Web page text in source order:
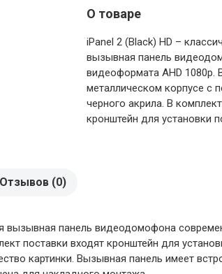
О товаре
iPanel 2 (Black) HD –
вызывная панель
видеоформата AHD 1080p.
металлическом корпусе с
черного акрила. В
кронштейн для установки
Отзывов (0)
вызывная панель видеодомофона
поставки входят кронштейн для
картинки. Вызывная панель имеет